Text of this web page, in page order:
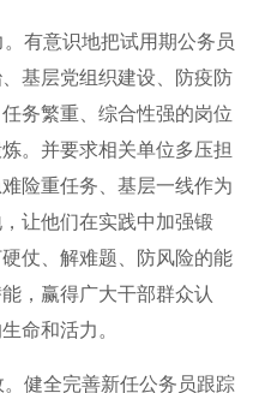
有意识地把试用期公务员
基层党组织建设、防疫防
务繁重、综合性强的岗位
。并要求相关单位多压担
险重任务、基层一线作为
让他们在实践中加强锻
仗、解难题、防风险的能
，赢得广大干部群众认
命和活力。
健全完善新任公务员跟踪